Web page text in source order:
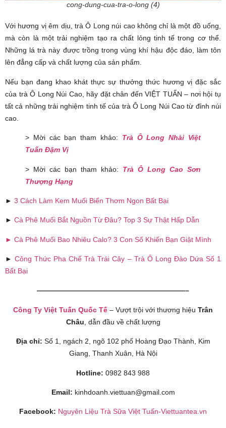
cong-dung-cua-tra-o-long (4)
Với hương vị êm dịu, trà Ô Long núi cao không chỉ là một đồ uống,
mà còn là một trải nghiệm tạo ra chất lỏng tinh tế trong cơ thể.
Những lá trà này được trồng trong vùng khí hậu độc đáo, làm tôn
lên đẳng cấp và chất lượng của sản phẩm.
Nếu bạn đang khao khát thực sự thưởng thức hương vị đặc sắc
của trà Ô Long Núi Cao, hãy đặt chân đến VIỆT TUẤN – nơi hội tụ
tất cả những trải nghiệm tinh tế của trà Ô Long Núi Cao từ đỉnh núi
cao.
> Mời các bạn tham khảo: Trà Ô Long Nhài Việt
Tuấn Đậm Vị
> Mời các bạn tham khảo: Trà Ô Long Cao Sơn
Thượng Hạng
► 3 Cách Làm Kem Muối Biển Thơm Ngon Bất Bại
► Cà Phê Muối Bắt Nguồn Từ Đâu? Top 3 Sự Thật Hấp Dẫn
► Cà Phê Muối Bao Nhiêu Calo? 3 Con Số Khiến Bạn Giật Mình
►Công Thức Pha Chế Trà Trái Cây – Trà Ô Long Đào Dứa Số 1
Bất Bại
—————————————————————–
Công Ty Việt Tuấn Quốc Tế – Vượt trội với thương hiệu Trân
Châu , dẫn đầu về chất lượng
Địa chỉ: Số 1, ngách 2, ngõ 102 phố Hoàng Đạo Thành, Kim
Giang, Thanh Xuân, Hà Nội
Hotline: 0982 843 988
Email: kinhdoanh.viettuan@gmail.com
Facebook: Nguyên Liệu Trà Sữa Việt Tuấn-Viettuantea.vn